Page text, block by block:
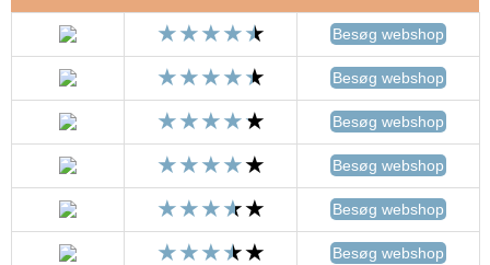
Besøg webshop
Besøg webshop
Besøg webshop
Besøg webshop
Besøg webshop
Besøg webshop